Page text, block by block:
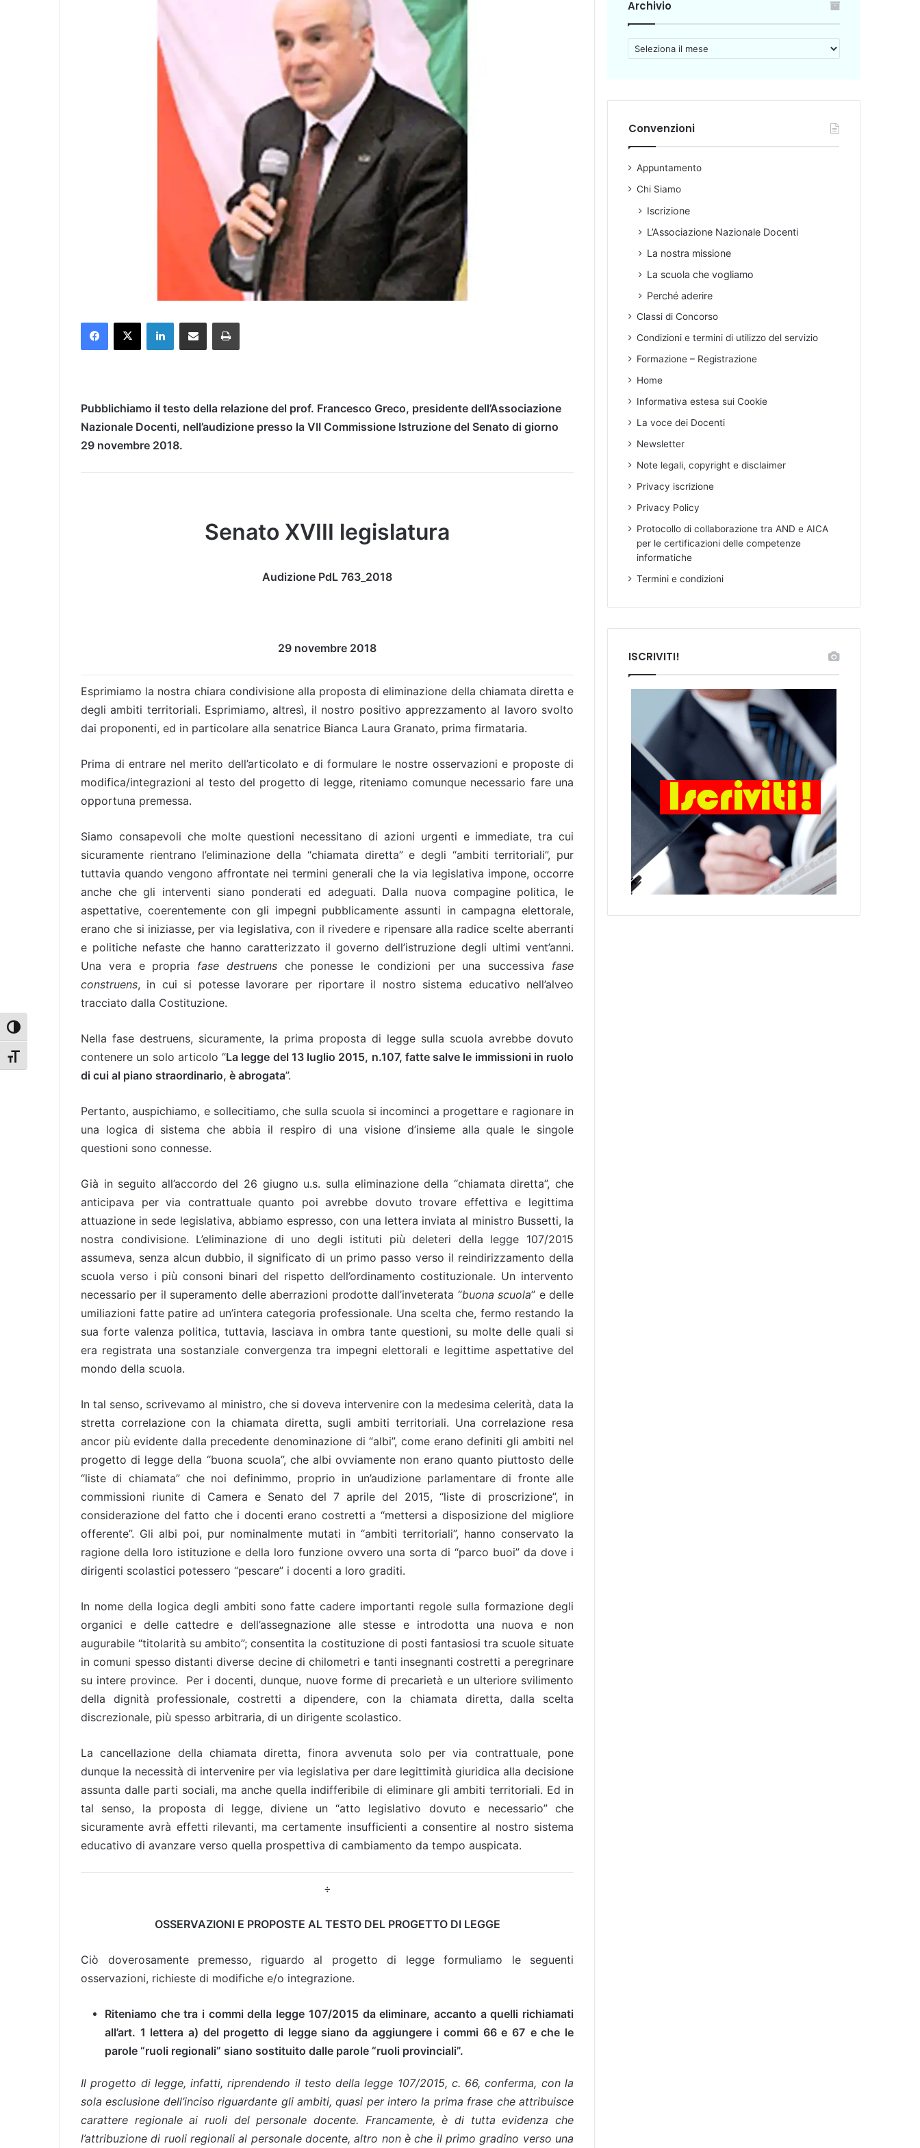
Attiva/disattiva alto contrasto
Attiva/disattiva dimensione testo
Pubblichiamo il testo della relazione del prof. Francesco Greco, presidente dell’Associazione
Nazionale Docenti, nell’audizione presso la VII Commissione Istruzione del Senato di giorno
29 novembre 2018.
Senato XVIII legislatura
Audizione PdL 763_2018
29 novembre 2018
Esprimiamo la nostra chiara condivisione alla proposta di eliminazione della chiamata diretta e
degli ambiti territoriali. Esprimiamo, altresì, il nostro positivo apprezzamento al lavoro svolto
dai proponenti, ed in particolare alla senatrice Bianca Laura Granato, prima firmataria.
Prima di entrare nel merito dell’articolato e di formulare le nostre osservazioni e proposte di
modifica/integrazioni al testo del progetto di legge, riteniamo comunque necessario fare una
opportuna premessa.
Siamo consapevoli che molte questioni necessitano di azioni urgenti e immediate, tra cui
sicuramente rientrano l’eliminazione della “chiamata diretta” e degli “ambiti territoriali”, pur
tuttavia quando vengono affrontate nei termini generali che la via legislativa impone, occorre
anche che gli interventi siano ponderati ed adeguati. Dalla nuova compagine politica, le
aspettative, coerentemente con gli impegni pubblicamente assunti in campagna elettorale,
erano che si iniziasse, per via legislativa, con il rivedere e ripensare alla radice scelte aberranti
e politiche nefaste che hanno caratterizzato il governo dell’istruzione degli ultimi vent’anni.
Una vera e propria fase destruensche ponesse le condizioni per una successiva fase
construens, in cui si potesse lavorare per riportare il nostro sistema educativo nell’alveo
tracciato dalla Costituzione.
Nella fase destruens, sicuramente, la prima proposta di legge sulla scuola avrebbe dovuto
contenere un solo articolo “La legge del 13 luglio 2015, n.107, fatte salve le immissioni in ruolo
di cui al piano straordinario, è abrogata”.
Pertanto, auspichiamo, e sollecitiamo, che sulla scuola si incominci a progettare e ragionare in
una logica di sistema che abbia il respiro di una visione d’insieme alla quale le singole
questioni sono connesse.
Già in seguito all’accordo del 26 giugno u.s. sulla eliminazione della “chiamata diretta”, che
anticipava per via contrattuale quanto poi avrebbe dovuto trovare effettiva e legittima
attuazione in sede legislativa, abbiamo espresso, con una lettera inviata al ministro Bussetti, la
nostra condivisione. L’eliminazione di uno degli istituti più deleteri della legge 107/2015
assumeva, senza alcun dubbio, il significato di un primo passo verso il reindirizzamento della
scuola verso i più consoni binari del rispetto dell’ordinamento costituzionale. Un intervento
necessario per il superamento delle aberrazioni prodotte dall’inveterata “buona scuola” e delle
umiliazioni fatte patire ad un’intera categoria professionale. Una scelta che, fermo restando la
sua forte valenza politica, tuttavia, lasciava in ombra tante questioni, su molte delle quali si
era registrata una sostanziale convergenza tra impegni elettorali e legittime aspettative del
mondo della scuola.
In tal senso, scrivevamo al ministro, che si doveva intervenire con la medesima celerità, data la
stretta correlazione con la chiamata diretta, sugli ambiti territoriali. Una correlazione resa
ancor più evidente dalla precedente denominazione di “albi”, come erano definiti gli ambiti nel
progetto di legge della “buona scuola”, che albi ovviamente non erano quanto piuttosto delle
“liste di chiamata” che noi definimmo, proprio in un’audizione parlamentare di fronte alle
commissioni riunite di Camera e Senato del 7 aprile del 2015, “liste di proscrizione”, in
considerazione del fatto che i docenti erano costretti a “mettersi a disposizione del migliore
offerente”. Gli albi poi, pur nominalmente mutati in “ambiti territoriali”, hanno conservato la
ragione della loro istituzione e della loro funzione ovvero una sorta di “parco buoi” da dove i
dirigenti scolastici potessero “pescare” i docenti a loro graditi.
In nome della logica degli ambiti sono fatte cadere importanti regole sulla formazione degli
organici e delle cattedre e dell’assegnazione alle stesse e introdotta una nuova e non
augurabile “titolarità su ambito”; consentita la costituzione di posti fantasiosi tra scuole situate
in comuni spesso distanti diverse decine di chilometri e tanti insegnanti costretti a peregrinare
su intere province. Per i docenti, dunque, nuove forme di precarietà e un ulteriore svilimento
della dignità professionale, costretti a dipendere, con la chiamata diretta, dalla scelta
discrezionale, più spesso arbitraria, di un dirigente scolastico.
La cancellazione della chiamata diretta, finora avvenuta solo per via contrattuale, pone
dunque la necessità di intervenire per via legislativa per dare legittimità giuridica alla decisione
assunta dalle parti sociali, ma anche quella indifferibile di eliminare gli ambiti territoriali. Ed in
tal senso, la proposta di legge, diviene un “atto legislativo dovuto e necessario” che
sicuramente avrà effetti rilevanti, ma certamente insufficienti a consentire al nostro sistema
educativo di avanzare verso quella prospettiva di cambiamento da tempo auspicata.
÷
OSSERVAZIONI E PROPOSTE AL TESTO DEL PROGETTO DI LEGGE
Ciò doverosamente premesso, riguardo al progetto di legge formuliamo le seguenti
osservazioni, richieste di modifiche e/o integrazione.
Riteniamo che tra i commi della legge 107/2015 da eliminare, accanto a quelli richiamati
all’art. 1 lettera a) del progetto di legge siano da aggiungere i commi 66 e 67 e che le
parole “ruoli regionali” siano sostituito dalle parole “ruoli provinciali”.
Il progetto di legge, infatti, riprendendo il testo della legge 107/2015, c. 66, conferma, con la
sola esclusione dell’inciso riguardante gli ambiti, quasi per intero la prima frase che attribuisce
carattere regionale ai ruoli del personale docente. Francamente, è di tutta evidenza che
l’attribuzione di ruoli regionali al personale docente, altro non è che il primo gradino verso una
Archivio
r
i
i
o
Convenzioni
Appuntamento
Chi Siamo
Iscrizione
L’Associazione Nazionale Docenti
La nostra missione
La scuola che vogliamo
Perché aderire
Classi di Concorso
Condizioni e termini di utilizzo del servizio
Formazione – Registrazione
Home
Informativa estesa sui Cookie
La voce dei Docenti
Newsletter
Note legali, copyright e disclaimer
Privacy iscrizione
Privacy Policy
Protocollo di collaborazione tra AND e AICA
per le certificazioni delle competenze
informatiche
Termini e condizioni
ISCRIVITI!